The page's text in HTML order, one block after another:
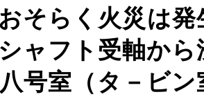
そらく火災は
ャフト受軸か
号室（タ－ビ